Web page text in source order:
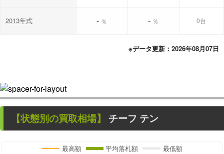
2013年式 - ％ - ％ 0台
※データ更新：2026年08月07日
【状態別の買取相場】 チーフ テン
最高額 平均落札額 最低額